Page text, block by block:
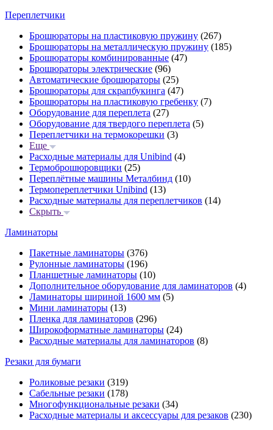
Переплетчики
Брошюраторы на пластиковую пружину (267)
Брошюраторы на металлическую пружину (185)
Брошюраторы комбинированные (47)
Брошюраторы электрические (96)
Автоматические брошюраторы (25)
Брошюраторы для скрапбукинга (47)
Брошюраторы на пластиковую гребенку (7)
Оборудование для переплета (27)
Оборудование для твердого переплета (5)
Переплетчики на термокорешки (3)
Еще
Расходные материалы для Unibind (4)
Термоброшюровщики (25)
Переплётные машины Металбинд (10)
Термопереплетчики Unibind (13)
Расходные материалы для переплетчиков (14)
Скрыть
Ламинаторы
Пакетные ламинаторы (376)
Рулонные ламинаторы (196)
Планшетные ламинаторы (10)
Дополнительное оборудование для ламинаторов (4)
Ламинаторы шириной 1600 мм (5)
Мини ламинаторы (13)
Пленка для ламинаторов (296)
Широкоформатные ламинаторы (24)
Расходные материалы для ламинаторов (8)
Резаки для бумаги
Роликовые резаки (319)
Сабельные резаки (178)
Многофункциональные резаки (34)
Расходные материалы и аксессуары для резаков (230)